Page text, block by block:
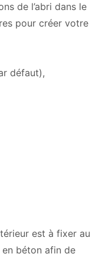
de l’abri dans le
pour créer votre
défaut),
est à fixer au
béton afin de